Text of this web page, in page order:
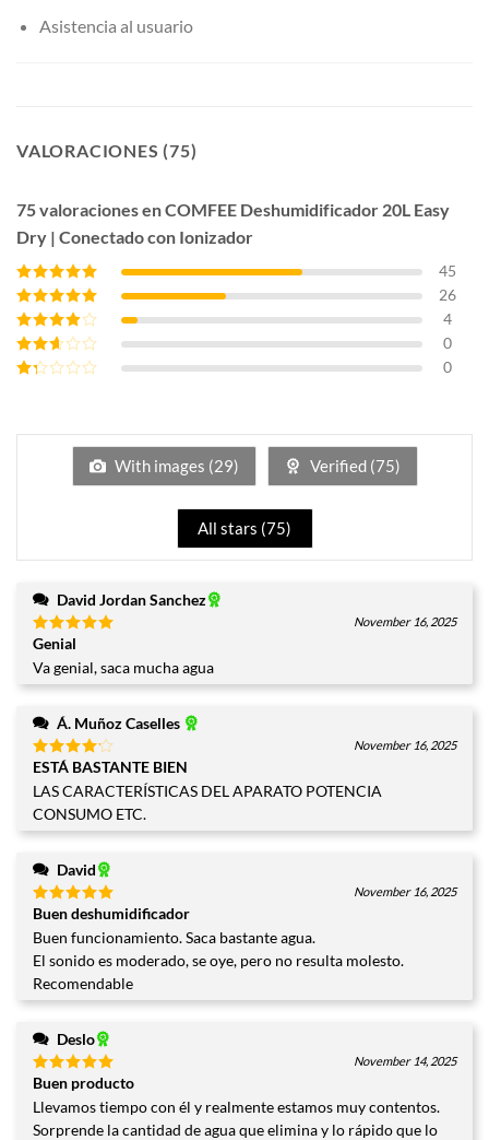
Asistencia al usuario
VALORACIONES (75)
75 valoraciones enCOMFEE Deshumidificador 20L Easy
Dry | Conectado con Ionizador
Valorado con
de 5
45
Valorado con
4de 5
26
Valorado
con
5
4
Valorado
0
de
0
With images (29) Verified (75)
All stars (75)
David Jordan Sanchez
Valorado
con
de
5
November 16, 2025
Genial
Va genial, saca mucha agua
Á. Muñoz Caselles
Valorado
con4
de 5
November 16, 2025
ESTÁ BASTANTE BIEN
LAS CARACTERÍSTICAS DEL APARATO POTENCIA
CONSUMO ETC.
David
Valorado
con
5de
5
November 16, 2025
Buen deshumidificador
Buen funcionamiento. Saca bastante agua.
El sonido es moderado, se oye, pero no resulta molesto.
Recomendable
Deslo
Valorado
con
5
November 14, 2025
Buen producto
Llevamos tiempo con él y realmente estamos muy contentos.
Sorprende la cantidad de agua que elimina y lo rápido que lo